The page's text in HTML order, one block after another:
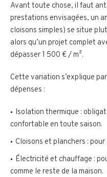
Avant toute chose, il faut
prestations envisagées, un
cloisons simples) se situe
alors qu’un projet complet
dépasser 1 500 € / m².
Cette variation s’explique
dépenses :
Isolation thermique :
confortable en toute saison.
Cloisons et planchers :
Électricité et chauffage :
comme le reste de la maison.